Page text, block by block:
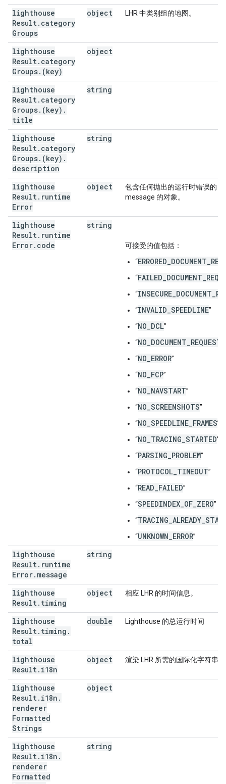
lighthouse
Result. category
Groups
object LHR 中类别组的地图。
lighthouse
Result. category
Groups. (key)
object
lighthouse
Result. category
Groups. (key) .
title
string
lighthouse
Result. category
Groups. (key) .
description
string
lighthouse
Result. runtime
Error
object
包含任何抛出的运行时错误的
message 的对象。
lighthouse
Result. runtime
Error. code
string
可接受的值包括：
“
“
“
“INVALID_SPEEDLINE”
“NO_DCL”
“NO_DOCUMENT_REQUEST
“NO_ERROR”
“NO_FCP”
“NO_NAVSTART”
“NO_SCREENSHOTS”
“NO_SPEEDLINE_FRAMES”
“NO_TRACING_STARTED”
“PARSING_PROBLEM”
“PROTOCOL_TIMEOUT”
“READ_FAILED”
“SPEEDINDEX_OF_ZERO”
“
“UNKNOWN_ERROR”
lighthouse
Result. runtime
Error. message
string
lighthouse
Result. timing
object 相应 LHR 的时间信息。
lighthouse
Result. timing .
total
double Lighthouse 的总运行时间
lighthouse
Result. i18n
object 渲染 LHR 所需的国际化字符串。
lighthouse
Result. i18n .
renderer
Formatted
Strings
object
lighthouse
Result. i18n .
renderer
Formatted
string